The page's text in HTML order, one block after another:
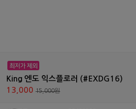
King 엔도 익스플로러 (#EXDG16)
13,000 15,000원